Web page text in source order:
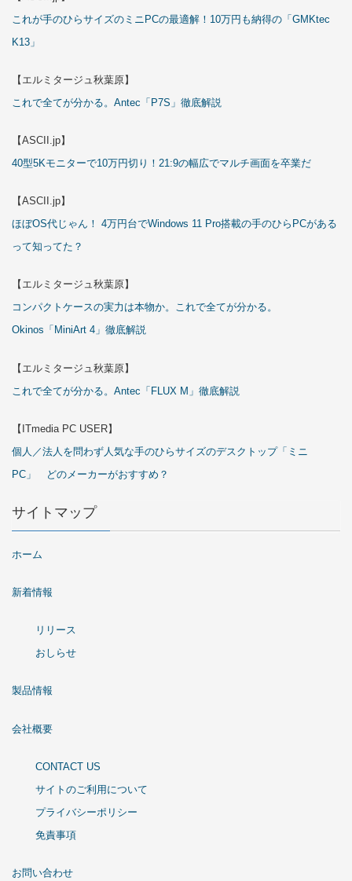
これが手のひらサイズのミニPCの最適解！10万円も納得の「GMKtec
K13」
【エルミタージュ秋葉原】
これで全てが分かる。Antec「P7S」徹底解説
【ASCII.jp】
40型5Kモニターで10万円切り！21:9の幅広でマルチ画面を卒業だ
【ASCII.jp】
ほぼOS代じゃん！ 4万円台でWindows 11 Pro搭載の手のひらPCがある
って知ってた？
【エルミタージュ秋葉原】
コンパクトケースの実力は本物か。これで全てが分かる。
Okinos「MiniArt 4」徹底解説
【エルミタージュ秋葉原】
これで全てが分かる。Antec「FLUX M」徹底解説
【ITmedia PC USER】
個人／法人を問わず人気な手のひらサイズのデスクトップ「ミニ
PC」 どのメーカーがおすすめ？
サイトマップ
ホーム
新着情報
リリース
おしらせ
製品情報
会社概要
CONTACT US
サイトのご利用について
プライバシーポリシー
免責事項
お問い合わせ